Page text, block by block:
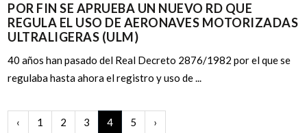
POR FIN SE APRUEBA UN NUEVO RD QUE
REGULA EL USO DE AERONAVES MOTORIZADAS
ULTRALIGERAS (ULM)
40 años han pasado del Real Decreto 2876/1982 por el que se
regulaba hasta ahora el registro y uso de ...
‹ 1 2 3 4 5 ›